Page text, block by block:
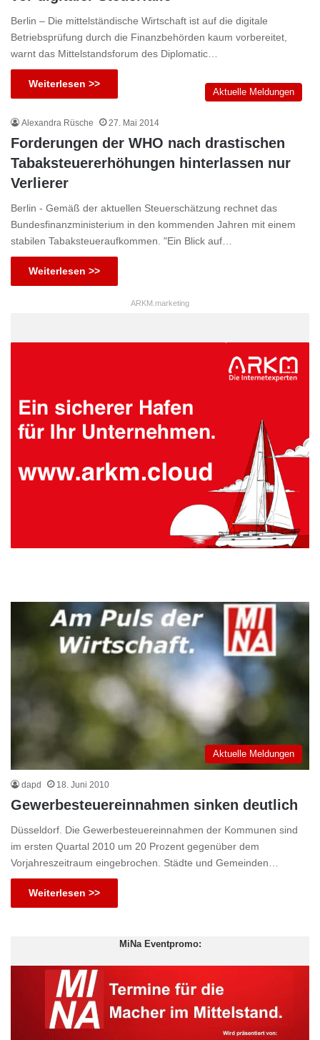
Berlin – Die mittelständische Wirtschaft ist auf die digitale
Betriebsprüfung durch die Finanzbehörden kaum vorbereitet,
warnt das Mittelstandsforum des Diplomatic…
Weiterlesen >>
Aktuelle Meldungen
Alexandra Rüsche 27. Mai 2014
Forderungen der WHO nach drastischen
Tabaksteuererhöhungen hinterlassen nur
Verlierer
Berlin - Gemäß der aktuellen Steuerschätzung rechnet das
Bundesfinanzministerium in den kommenden Jahren mit einem
stabilen Tabaksteueraufkommen. "Ein Blick auf…
Weiterlesen >>
ARKM.marketing
Aktuelle Meldungen
dapd 18. Juni 2010
Gewerbesteuereinnahmen sinken deutlich
Düsseldorf. Die Gewerbesteuereinnahmen der Kommunen sind
im ersten Quartal 2010 um 20 Prozent gegenüber dem
Vorjahreszeitraum eingebrochen. Städte und Gemeinden…
Weiterlesen >>
MiNa Eventpromo: